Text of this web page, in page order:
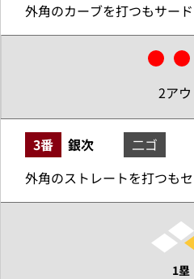
外角のカーブを打つもサー
2アウ
3番 銀次
二ゴ
外角のストレートを打つも
1塁